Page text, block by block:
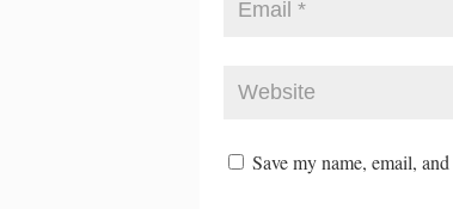
Save my name, email,